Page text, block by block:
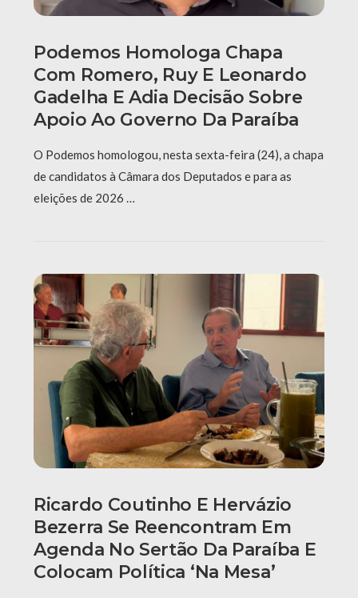
Podemos Homologa Chapa
Com Romero, Ruy E Leonardo
Gadelha E Adia Decisão Sobre
Apoio Ao Governo Da Paraíba
O Podemos homologou, nesta sexta-feira (24), a chapa
de candidatos à Câmara dos Deputados e para as
eleições de 2026 …
Ricardo Coutinho E Hervázio
Bezerra Se Reencontram Em
Agenda No Sertão Da Paraíba E
Colocam Política ‘na Mesa’